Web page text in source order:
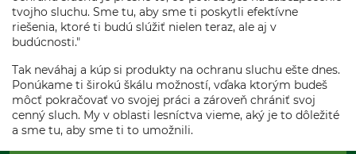
tvojho sluchu. Sme tu, aby sme ti poskytli efektívne
riešenia, ktoré ti budú slúžiť nielen teraz, ale aj v
budúcnosti."
Tak neváhaj a kúp si produkty na ochranu sluchu ešte dnes.
Ponúkame ti širokú škálu možností, vďaka ktorým budeš
môcť pokračovať vo svojej práci a zároveň chrániť svoj
cenný sluch. My v oblasti lesníctva vieme, aký je to dôležité
a sme tu, aby sme ti to umožnili.